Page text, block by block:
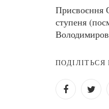
Присвоєння
ступеня